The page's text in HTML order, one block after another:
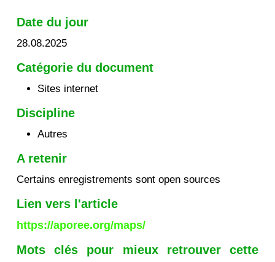
Date du jour
28.08.2025
Catégorie du document
Sites internet
Discipline
Autres
A retenir
Certains enregistrements sont open sources
Lien vers l'article
https://aporee.org/maps/
Mots clés pour mieux retrouver cette